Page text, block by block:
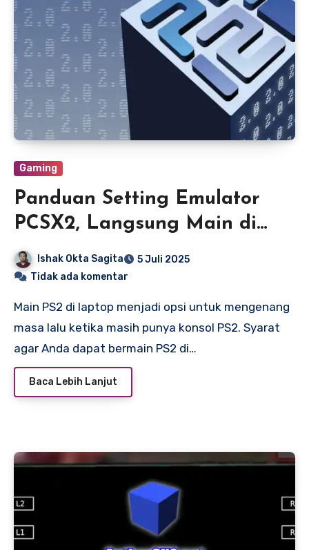
Gaming
Panduan Setting Emulator
PCSX2, Langsung Main di
Laptop
Ishak Okta Sagita
5 Juli 2025
Tidak ada komentar
Main PS2 di laptop menjadi opsi untuk mengenang
masa lalu ketika masih punya konsol PS2. Syarat
agar Anda dapat bermain PS2 di…
Baca Lebih Lanjut